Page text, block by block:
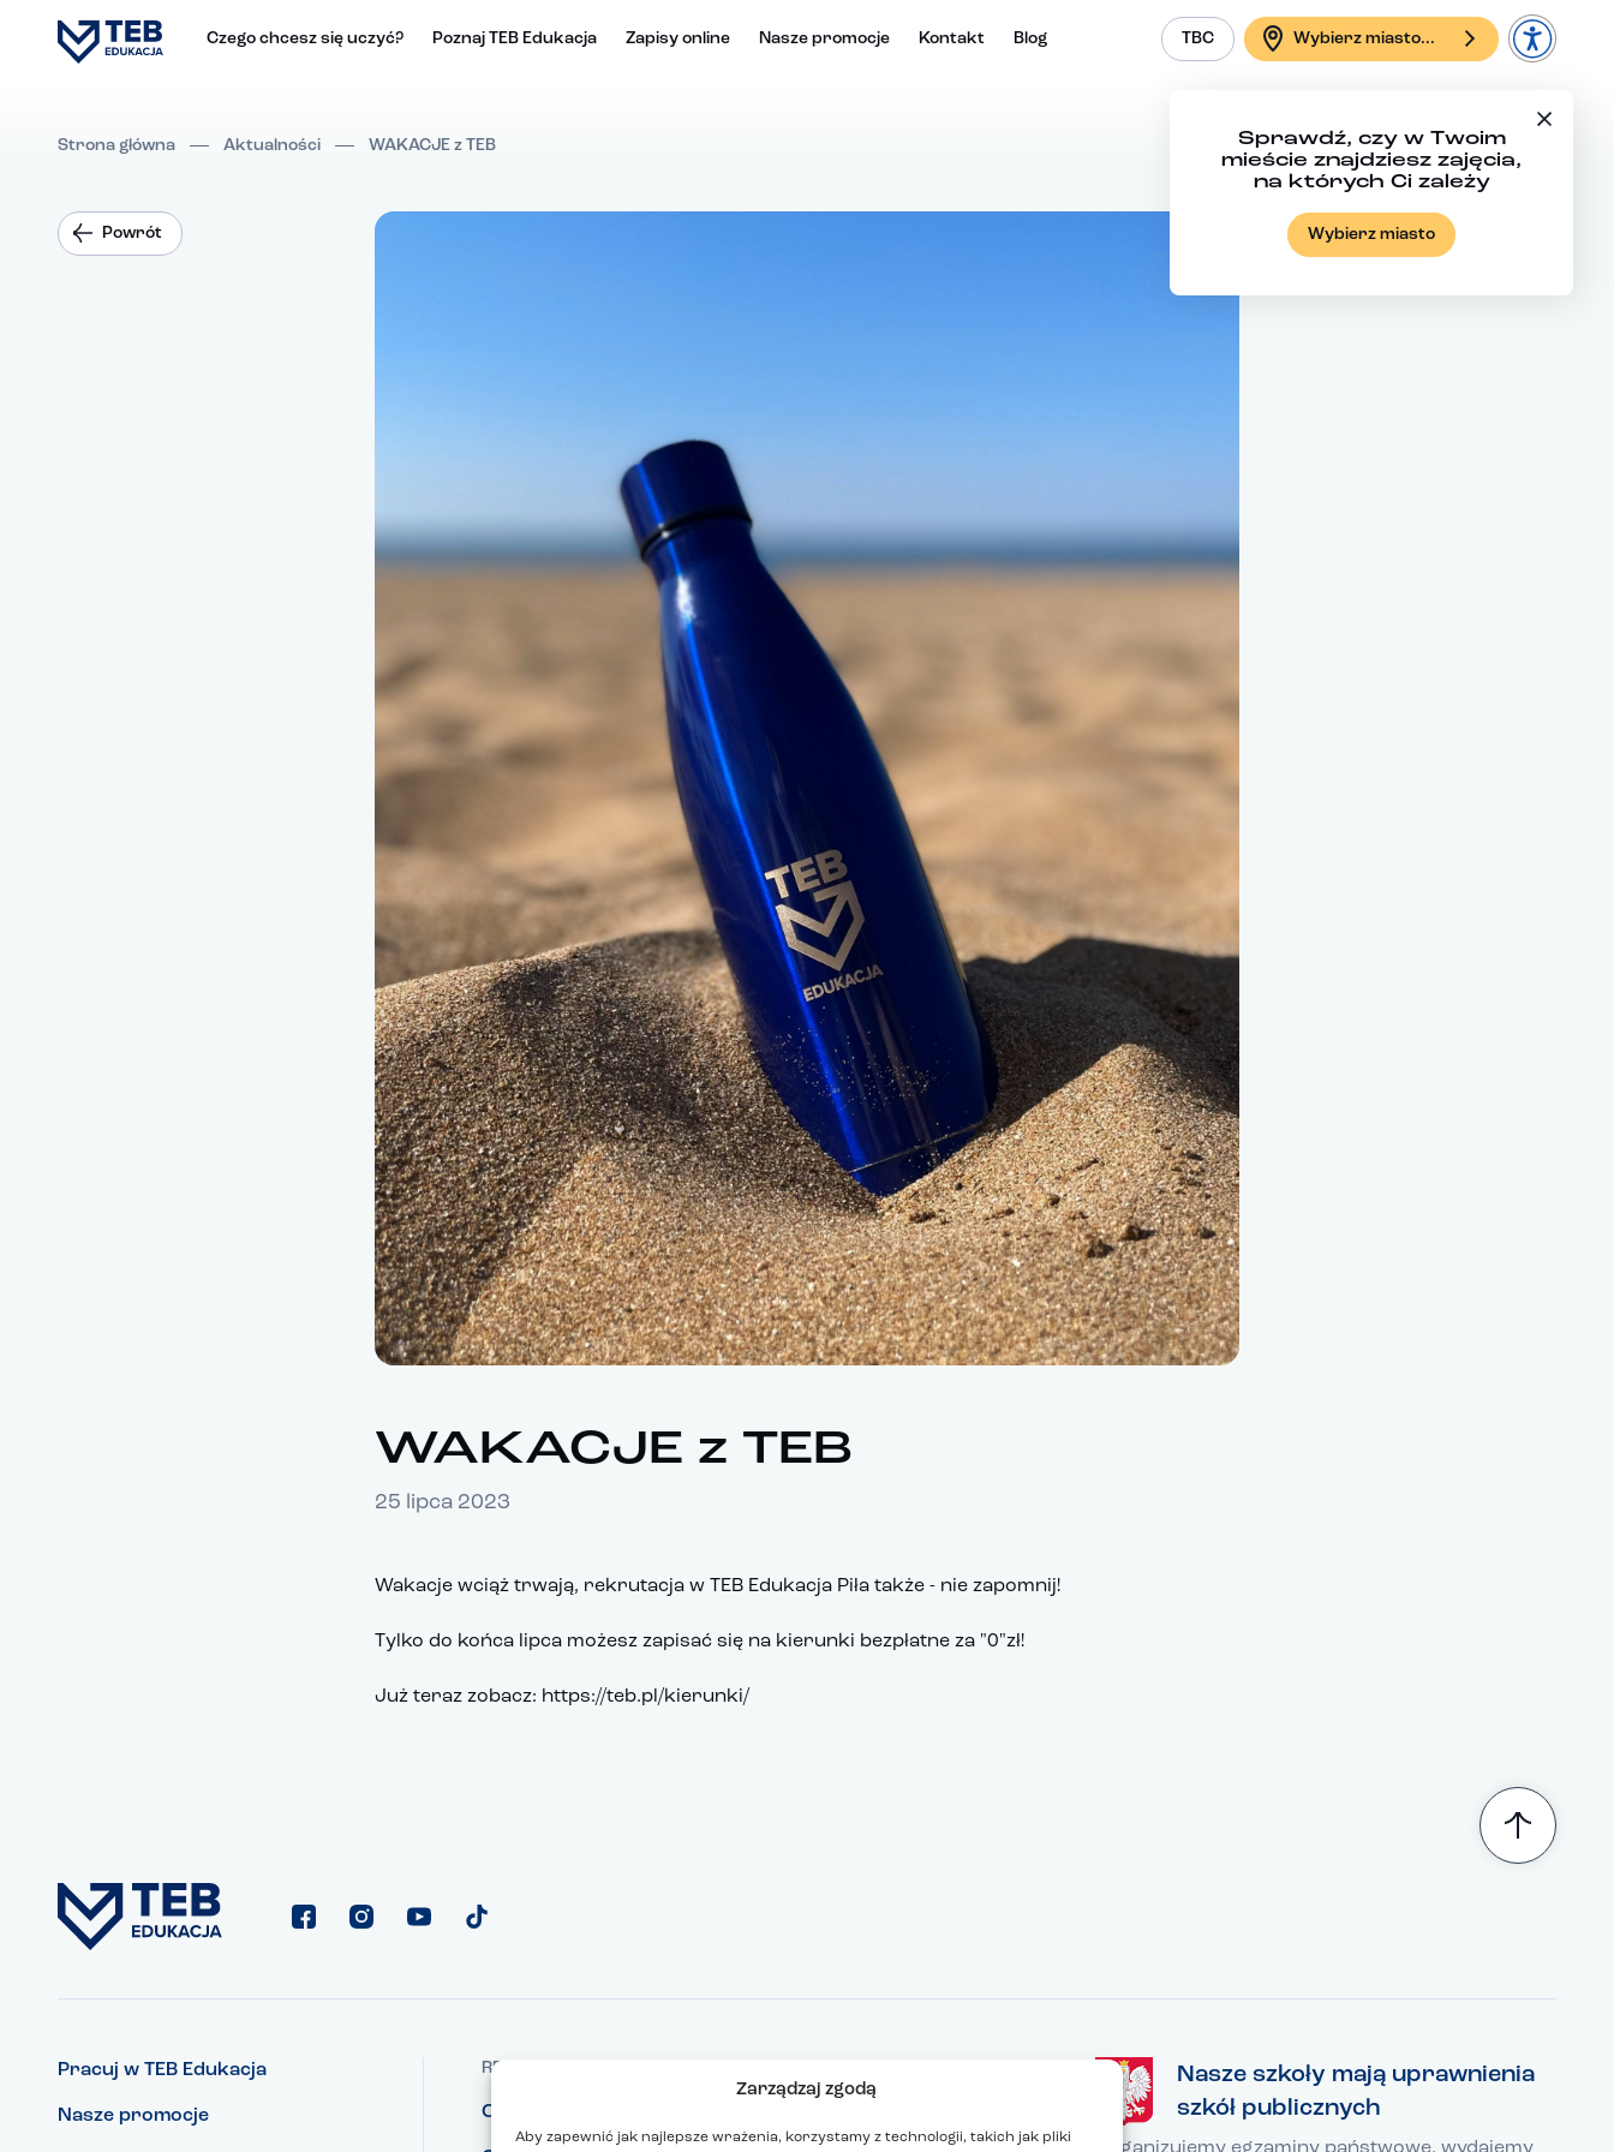
Zarządzaj zgodą
Aby zapewnić jak najlepsze wrażenia, korzystamy z technologii, takich jak pliki
Czego chcesz się uczyć? Poznaj TEB Edukacja Zapisy online Nasze promocje Kontakt Blog TBC Wybierz miasto...
Sprawdź, czy w Twoim
mieście znajdziesz zajęcia,
na których Ci zależy
Wybierz miasto
Strona główna Aktualności WAKACJE z TEB
Powrót
WAKACJE z TEB
25 lipca 2023
Wakacje wciąż trwają, rekrutacja w TEB Edukacja Piła także - nie zapomnij!
Tylko do końca lipca możesz zapisać się na kierunki bezpłatne za "0"zł!
Już teraz zobacz: https://teb.pl/kierunki/
Pracuj w TEB Edukacja
Nasze promocje
REGULAMINY I ZGODY
Ciasteczka
Nasze szkoły mają uprawnienia
szkół publicznych